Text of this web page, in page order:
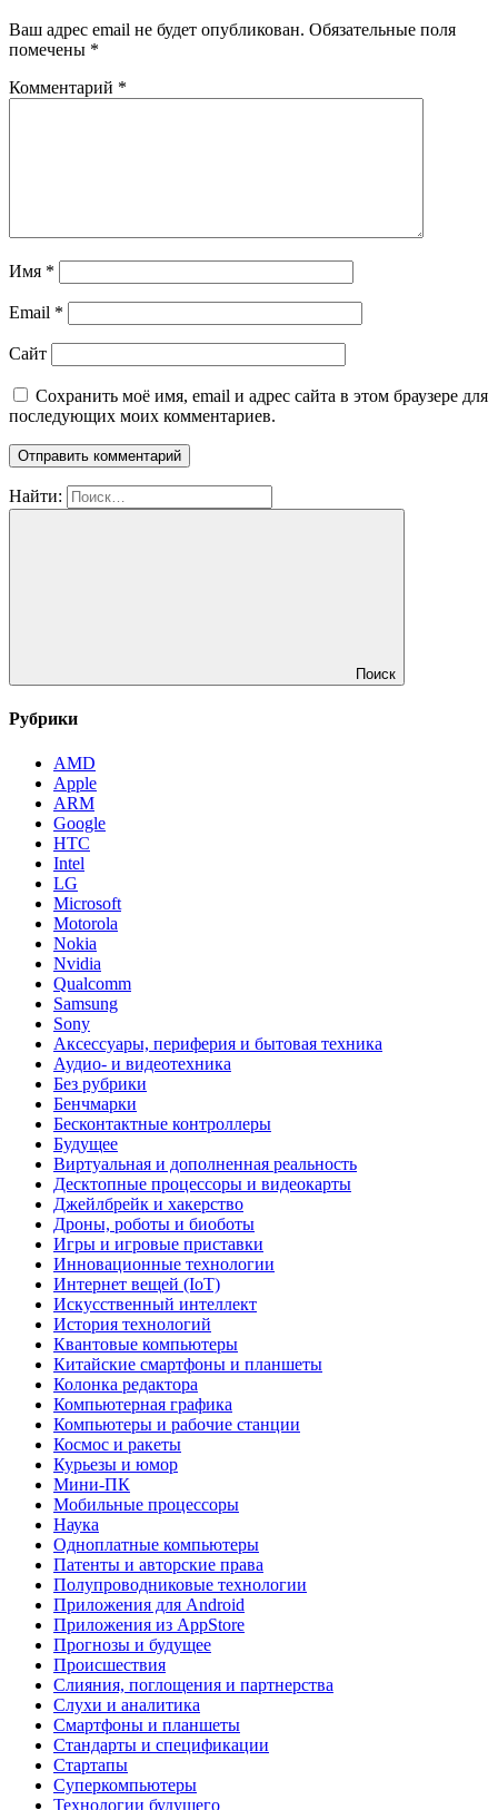
Ваш адрес email не будет опубликован. Обязательные поля
помечены *
Комментарий *
Имя *
Email *
Сайт
Сохранить моё имя, email и адрес сайта в этом браузере для
последующих моих комментариев.
Найти:
Поиск
Рубрики
AMD
Apple
ARM
Google
HTC
Intel
LG
Microsoft
Motorola
Nokia
Nvidia
Qualcomm
Samsung
Sony
Аксессуары, периферия и бытовая техника
Аудио- и видеотехника
Без рубрики
Бенчмарки
Бесконтактные контроллеры
Будущее
Виртуальная и дополненная реальность
Десктопные процессоры и видеокарты
Джейлбрейк и хакерство
Дроны, роботы и биоботы
Игры и игровые приставки
Инновационные технологии
Интернет вещей (IoT)
Искусственный интеллект
История технологий
Квантовые компьютеры
Китайские смартфоны и планшеты
Колонка редактора
Компьютерная графика
Компьютеры и рабочие станции
Космос и ракеты
Курьезы и юмор
Мини-ПК
Мобильные процессоры
Наука
Одноплатные компьютеры
Патенты и авторские права
Полупроводниковые технологии
Приложения для Android
Приложения из AppStore
Прогнозы и будущее
Происшествия
Слияния, поглощения и партнерства
Слухи и аналитика
Смартфоны и планшеты
Стандарты и спецификации
Стартапы
Суперкомпьютеры
Технологии будущего